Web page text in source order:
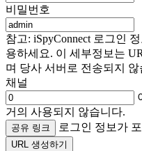
비밀번호
참고: iSpyConnect 로그인
용하세요. 이 세부정보는
며 당사 서버로 전송되지 않
채널
거의 사용되지 않습니다.
공유 링크 로그인 정보가
URL 생성하기